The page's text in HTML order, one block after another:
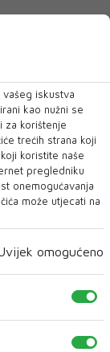
iz SDA
iskustva
kao nužni se
za korištenje
trećih strana koji
koristite naše
pregledniku
onemogućavanja
može utjecati na
omogućeno